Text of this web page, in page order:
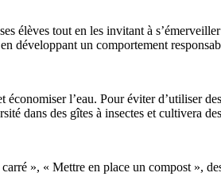
élèves tout en les invitant à
développant un comportement
l’eau. Pour éviter d’utiliser
dans des gîtes à insectes et cultivera
», « Mettre en place un compost »,